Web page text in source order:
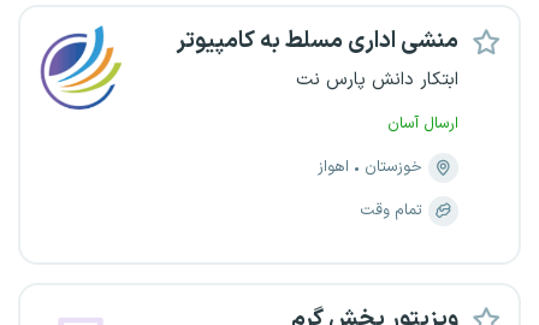
منشی اداری مسلط به کامپیوتر
ابتکار دانش پارس نت
ارسال آسان
خوزستان
اهواز
تمام وقت